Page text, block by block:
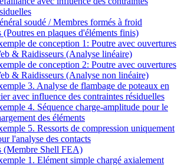
soudé / Membres formés à froid
(Poutres en plaques d'éléments finis)
de conception 1: Poutre avec ouvertures
& Raidisseurs (Analyse linéaire)
de conception 2: Poutre avec ouvertures
& Raidisseurs (Analyse non linéaire)
3. Analyse de flambage de poteaux en
avec influence des contraintes résiduelles
4. Séquence charge-amplitude pour le
des éléments
5. Ressorts de compression uniquement
l'analyse des contacts
(Membre Shell FEA)
1. Elément simple chargé axialement